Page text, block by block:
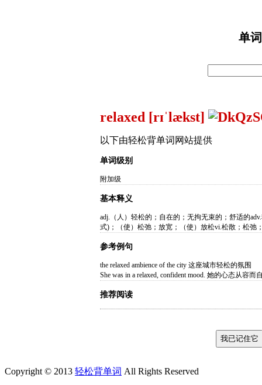
单
relaxed [rɪˈlækst]
以下由轻松背单词网站提供
单词级别
附加级
基本释义
adj.（人）轻松的；自在的；无拘无束的；舒适的
式)；（使）松弛；放宽；（使）放松vi.松散；松弛
参考例句
the relaxed ambience of the city 这座城市轻松的氛围
She was in a relaxed, confident mood. 她的心态从容而
推荐阅读
Copyright © 2013 轻松背单词 All Rights Reserved